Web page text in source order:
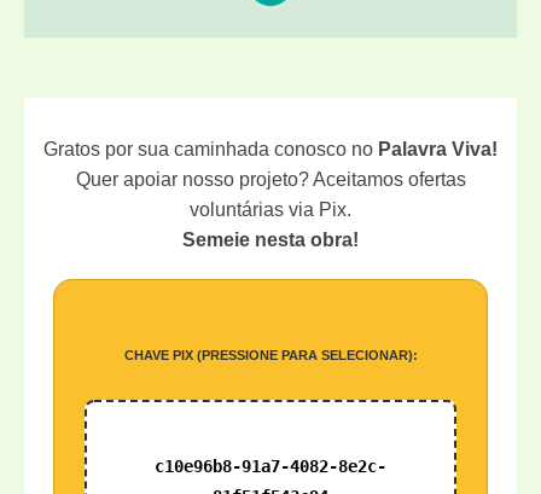
Gratos por sua caminhada conosco no Palavra Viva!
Quer apoiar nosso projeto? Aceitamos ofertas
voluntárias via Pix.
Semeie nesta obra!
CHAVE PIX (PRESSIONE PARA SELECIONAR):
c10e96b8-91a7-4082-8e2c-